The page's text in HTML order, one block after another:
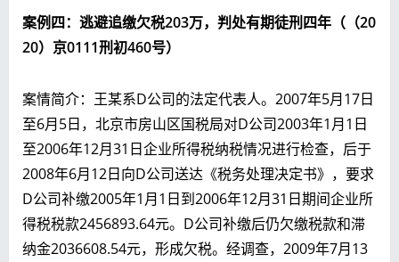
案例四：逃避追缴欠税203万，判处有期徒刑四年（（20
20）京0111刑初460号）
案情简介：王某系D公司的法定代表人。2007年5月17日
至6月5日，北京市房山区国税局对D公司2003年1月1日
至2006年12月31日企业所得税纳税情况进行检查，后于
2008年6月12日向D公司送达《税务处理决定书》，要求
D公司补缴2005年1月1日到2006年12月31日期间企业所
得税税款2456893.64元。D公司补缴后仍欠缴税款和滞
纳金2036608.54元，形成欠税。经调查，2009年7月13